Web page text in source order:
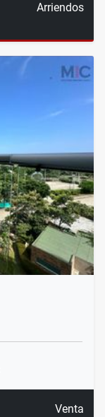
Arriendos
Venta